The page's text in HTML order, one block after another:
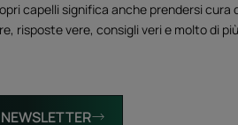
capelli significa anche prendersi cura
risposte vere, consigli veri e molto di